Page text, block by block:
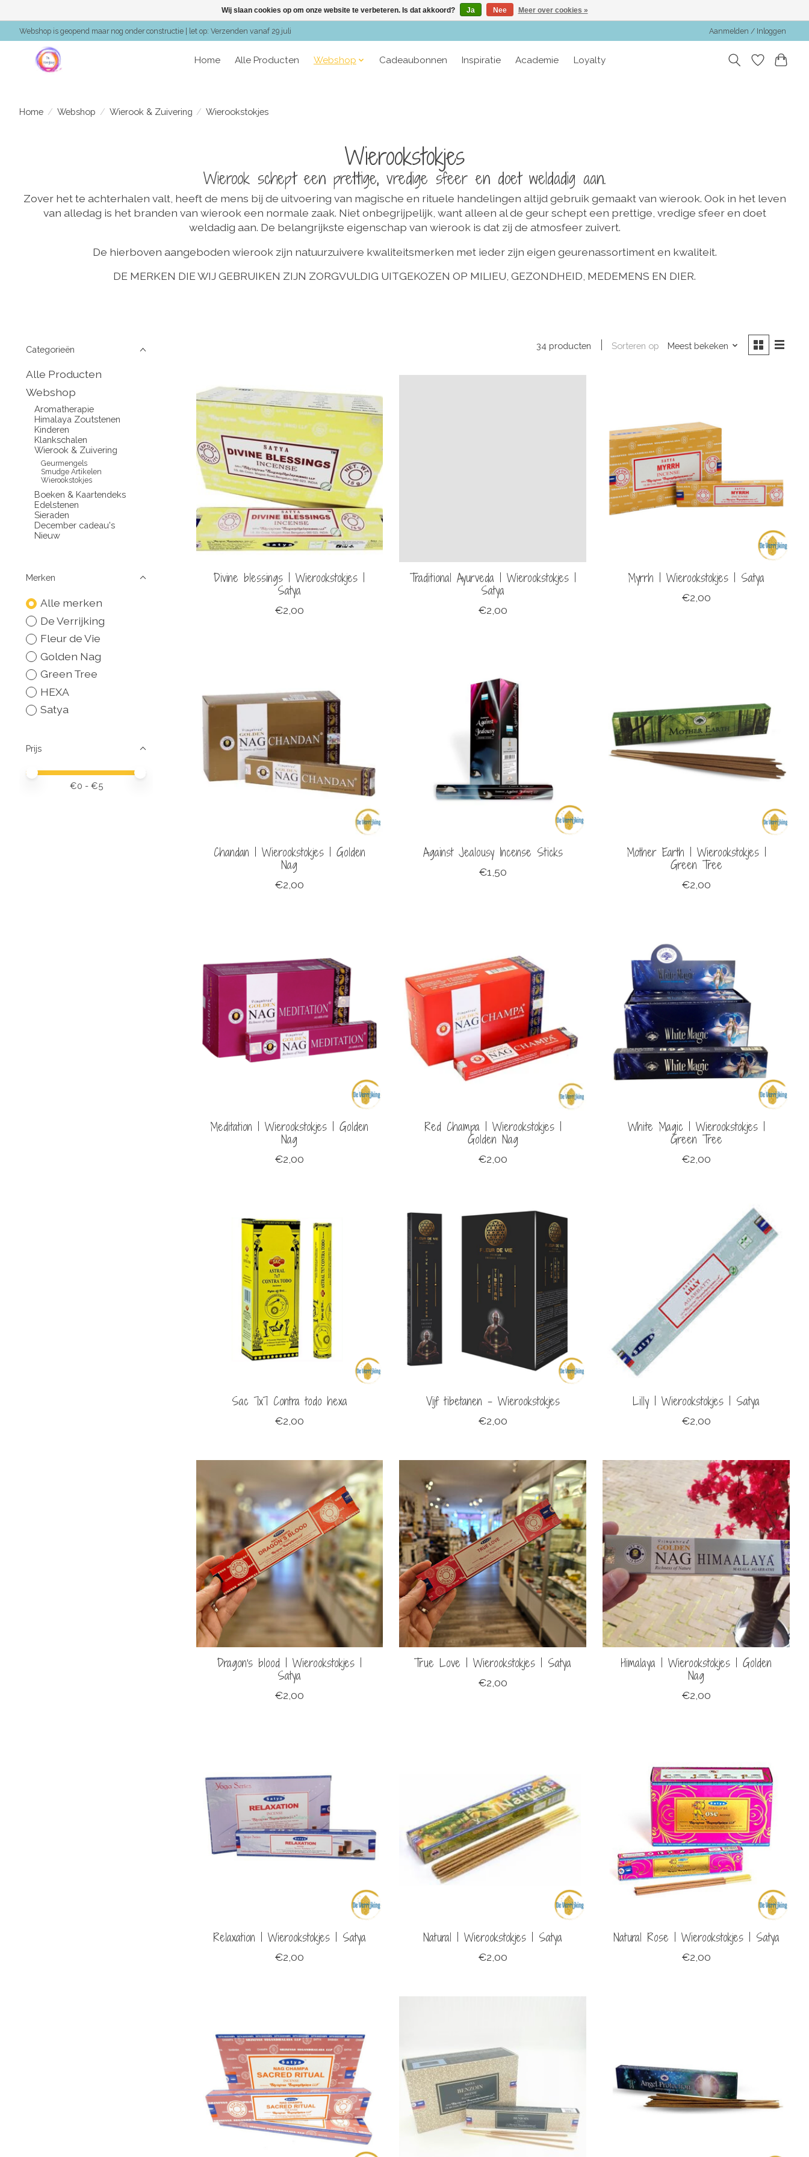
Webshop is geopend maar nog onder constructie | let op: Verzenden vanaf 29 juli Aanmelden / Inloggen
Home Alle Producten Webshop Cadeaubonnen Inspiratie Academie Loyalty
Home / Webshop / Wierook & Zuivering / Wierookstokjes
Wierookstokjes
Wierook schept een prettige, vredige sfeer en doet weldadig aan.
Zover het te achterhalen valt, heeft de mens bij de uitvoering van magische en rituele handelingen altijd gebruik gemaakt van wierook. Ook in het leven
van alledag is het branden van wierook een normale zaak. Niet onbegrijpelijk, want alleen al de geur schept een prettige, vredige sfeer en doet
weldadig aan. De belangrijkste eigenschap van wierook is dat zij de atmosfeer zuivert.
De hierboven aangeboden wierook zijn natuurzuivere kwaliteitsmerken met ieder zijn eigen geurenassortiment en kwaliteit.
DE MERKEN DIE WIJ GEBRUIKEN ZIJN ZORGVULDIG UITGEKOZEN OP MILIEU, GEZONDHEID, MEDEMENS EN DIER.
Categorieën
Alle Producten
Webshop
Aromatherapie
Himalaya Zoutstenen
Kinderen
Klankschalen
Wierook & Zuivering
Geurmengels
Smudge Artikelen
Wierookstokjes
Boeken & Kaartendeks
Edelstenen
Sieraden
December cadeau's
Nieuw
Merken
Alle merken
De Verrijking
Fleur de Vie
Golden Nag
Green Tree
HEXA
Satya
Prijs
Minimale prijswaarde
Price maximum value
€0 - €5
34 producten Sorteren op Meest bekeken
Divine blessings | Wierookstokjes |
Satya
€2,00
Traditional Ayurveda | Wierookstokjes |
Satya
€2,00
Myrrh | Wierookstokjes | Satya
€2,00
Chandan | Wierookstokjes | Golden
Nag
€2,00
Against Jealousy Incense Sticks
€1,50
Mother Earth | Wierookstokjes |
Green Tree
€2,00
Meditation | Wierookstokjes | Golden
Nag
€2,00
Red Champa | Wierookstokjes |
Golden Nag
€2,00
White Magic | Wierookstokjes |
Green Tree
€2,00
Sac 7x7 Contra todo hexa
€2,00
Vijf tibetanen - Wierookstokjes
€2,00
Lilly | Wierookstokjes | Satya
€2,00
Dragon's blood | Wierookstokjes |
Satya
€2,00
True Love | Wierookstokjes | Satya
€2,00
Himalaya | Wierookstokjes | Golden
Nag
€2,00
Relaxation | Wierookstokjes | Satya
€2,00
Natural | Wierookstokjes | Satya
€2,00
Natural Rose | Wierookstokjes | Satya
€2,00
Wij slaan cookies op om onze website te verbeteren. Is dat akkoord? Ja Nee Meer over cookies »